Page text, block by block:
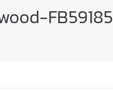
FB59185